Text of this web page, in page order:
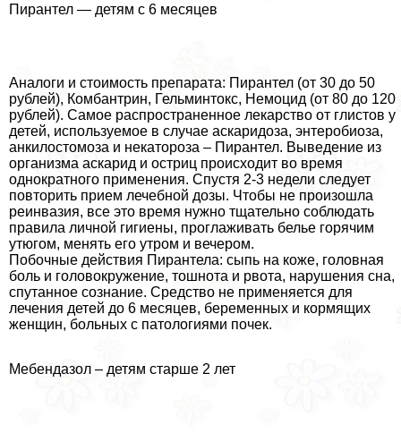
Пирантел — детям с 6 месяцев
Аналоги и стоимость препарата: Пирантел (от 30 до 50
рублей), Комбантрин, Гельминтокс, Немоцид (от 80 до 120
рублей). Самое распространенное лекарство от глистов у
детей, используемое в случае аскаридоза, энтеробиоза,
анкилостомоза и некатороза – Пирантел. Выведение из
организма аскарид и остриц происходит во время
однократного применения. Спустя 2-3 недели следует
повторить прием лечебной дозы. Чтобы не произошла
реинвазия, все это время нужно тщательно соблюдать
правила личной гигиены, проглаживать белье горячим
утюгом, менять его утром и вечером.
Побочные действия Пирантела: сыпь на коже, головная
боль и головокружение, тошнота и рвота, нарушения сна,
спyтaнное сознание. Средство не применяется для
лечения детей до 6 месяцев, беременных и кормящих
женщин, больных с патологиями почек.
Мебендазол – детям старше 2 лет